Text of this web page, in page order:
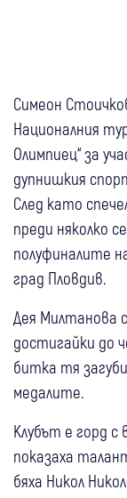
Симеон
Националния
Олимпиец“ за
дупнишкия
След като
преди няколко
полуфиналите
град Пловдив.
Дея Милтанова
достигайки до
битка тя
медалите.
Клубът е горд с
показаха
бяха Никол